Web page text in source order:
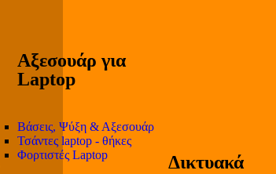
Αξεσουάρ για
Laptop
Βάσεις, Ψύξη & Αξεσουάρ
Τσάντες laptop - θήκες
Φορτιστές Laptop
Δικτυακά